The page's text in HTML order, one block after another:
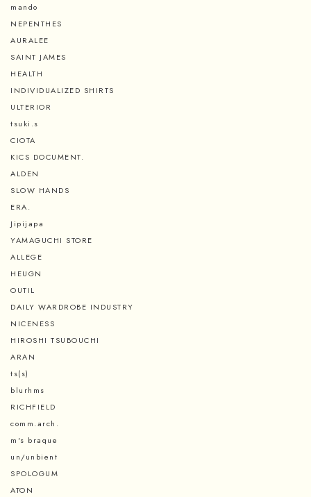
mando
NEPENTHES
AURALEE
SAINT JAMES
HEALTH
INDIVIDUALIZED SHIRTS
ULTERIOR
tsuki.s
CIOTA
KICS DOCUMENT.
ALDEN
SLOW HANDS
ERA.
Jipijapa
YAMAGUCHI STORE
ALLEGE
HEUGN
OUTIL
DAILY WARDROBE INDUSTRY
NICENESS
HIROSHI TSUBOUCHI
ARAN
ts(s)
blurhms
RICHFIELD
comm.arch.
m's braque
un/unbient
SPOLOGUM
ATON